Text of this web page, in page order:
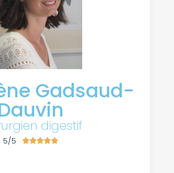
Gadsaud-
digestif
5/5 